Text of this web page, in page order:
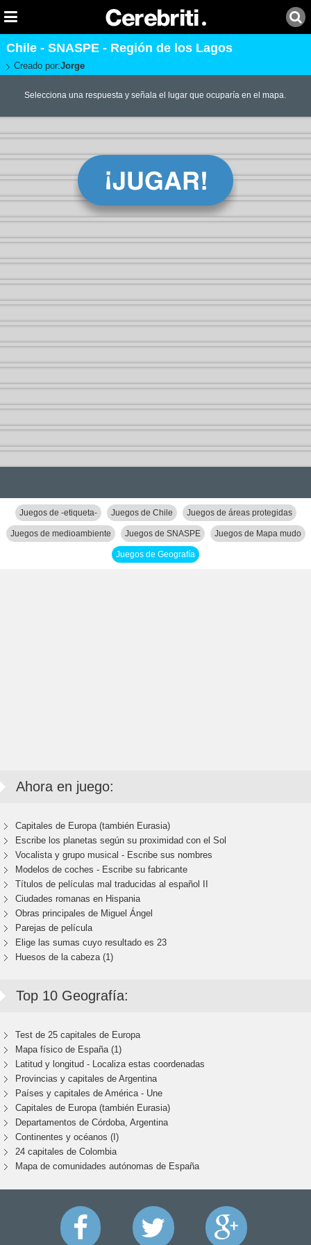
Chile - SNASPE - Región de los Lagos
Creado por:Jorge
Selecciona una respuesta y señala el lugar que ocuparía en el mapa.
Juegos de -etiqueta- Juegos de Chile Juegos de áreas protegidas
Juegos de medioambiente Juegos de SNASPE Juegos de Mapa mudo
Juegos de Geografía
Ahora en juego:
Capitales de Europa (también Eurasia)
Escribe los planetas según su proximidad con el Sol
Vocalista y grupo musical - Escribe sus nombres
Modelos de coches - Escribe su fabricante
Títulos de películas mal traducidas al español II
Ciudades romanas en Hispania
Obras principales de Miguel Ángel
Parejas de película
Elige las sumas cuyo resultado es 23
Huesos de la cabeza (1)
Top 10 Geografía:
Test de 25 capitales de Europa
Mapa físico de España (1)
Latitud y longitud - Localiza estas coordenadas
Provincias y capitales de Argentina
Países y capitales de América - Une
Capitales de Europa (también Eurasia)
Departamentos de Córdoba, Argentina
Continentes y océanos (I)
24 capitales de Colombia
Mapa de comunidades autónomas de España